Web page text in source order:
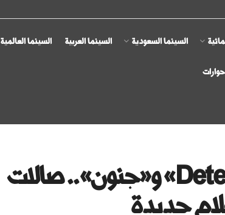
السينما السعودية السينما العربية السينما العالمية
حوارات
بينها «Detective Knight Rogue» و«جنون».. صالات